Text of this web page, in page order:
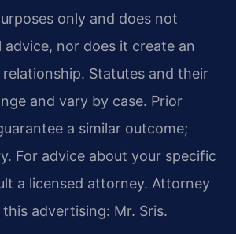
only and does not
nor does it create an
Statutes and their
and vary by case. Prior
a similar outcome;
For advice about your specific
a licensed attorney. Attorney
advertising: Mr. Sris.